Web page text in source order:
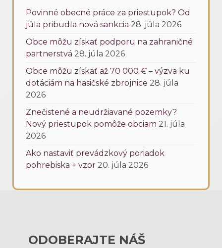
Povinné obecné práce za priestupok? Od
júla pribudla nová sankcia 28. júla 2026
Obce môžu získať podporu na zahraničné
partnerstvá 28. júla 2026
Obce môžu získať až 70 000 € – výzva ku
dotáciám na hasičské zbrojnice 28. júla
2026
Znečistené a neudržiavané pozemky?
Nový priestupok pomôže obciam 21. júla
2026
Ako nastaviť prevádzkový poriadok
pohrebiska + vzor 20. júla 2026
ODOBERAJTE NÁŠ